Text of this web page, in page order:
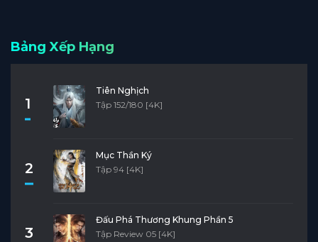
Bảng Xếp Hạng
1
Tiên Nghịch
Tập 152/180 [4K]
2
Mục Thần Ký
Tập 94 [4K]
3
Đấu Phá Thương Khung Phần 5
Tập Review 05 [4K]